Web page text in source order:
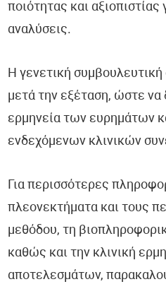
ποιότητας και αξιοπιστίας
αναλύσεις.
Η γενετική συμβουλευτική
μετά την εξέταση, ώστε να
ερμηνεία των ευρημάτων
ενδεχόμενων κλινικών
Για περισσότερες
πλεονεκτήματα και τους
μεθόδου, τη
καθώς και την κλινική
αποτελεσμάτων,